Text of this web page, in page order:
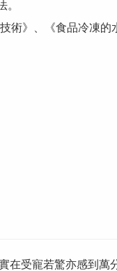
。
術》、《食品冷凍
在受寵若驚亦感到